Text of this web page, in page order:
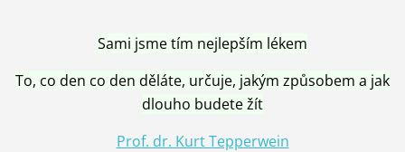
Sami jsme tím nejlepším lékem
To, co den co den děláte, určuje, jakým způsobem a jak
dlouho budete žít
Prof. dr. Kurt Tepperwein